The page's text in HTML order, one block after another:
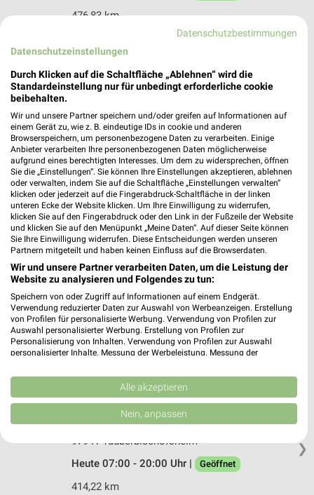
476,83 km
Tchibo Filiale mit Kaffee Bar Heilbronn
Fleiner Strasse 29
74072 Heilbronn
Heute 09:30 - 20:00 Uhr |
Geöffnet
476,92 km • Angebote: 4 Prospekte
Ernsting's family Heilbronn
Am Wollhaus 1
74072 Heilbronn
Heute 09:00 - 20:00 Uhr | Geöffnet
476,96 km
GALERIA Heilbronn
Fleiner Straße 15
74072 Heilbronn
Heute 09:00 - 20:00 Uhr | Geöffnet
❯
Ernsting's family Tauberbischofsheim
Pestalozziallee 33
97941 Tauberbischofsheim
Heute 07:00 - 20:00 Uhr |
Geöffnet
414,22 km
Datenschutzbestimmungen
Datenschutzeinstellungen
Durch Klicken auf die Schaltfläche „Ablehnen“ wird die
Standardeinstellung nur für unbedingt erforderliche cookie
beibehalten.
Wir und unsere Partner speichern und/oder greifen auf Informationen auf
einem Gerät zu, wie z. B. eindeutige IDs in cookie und anderen
Browserspeichern, um personenbezogene Daten zu verarbeiten. Einige
Anbieter verarbeiten Ihre personenbezogenen Daten möglicherweise
aufgrund eines berechtigten Interesses. Um dem zu widersprechen, öffnen
Sie die „Einstellungen“. Sie können Ihre Einstellungen akzeptieren, ablehnen
oder verwalten, indem Sie auf die Schaltfläche „Einstellungen verwalten“
klicken oder jederzeit auf die Fingerabdruck-Schaltfläche in der linken
unteren Ecke der Website klicken. Um Ihre Einwilligung zu widerrufen,
klicken Sie auf den Fingerabdruck oder den Link in der Fußzeile der Website
und klicken Sie auf den Menüpunkt „Meine Daten“. Auf dieser Seite können
Sie Ihre Einwilligung widerrufen. Diese Entscheidungen werden unseren
Partnern mitgeteilt und haben keinen Einfluss auf die Browserdaten.
Wir und unsere Partner verarbeiten Daten, um die Leistung der
Website zu analysieren und Folgendes zu tun:
Speichern von oder Zugriff auf Informationen auf einem Endgerät.
Verwendung reduzierter Daten zur Auswahl von Werbeanzeigen. Erstellung
von Profilen für personalisierte Werbung. Verwendung von Profilen zur
Auswahl personalisierter Werbung. Erstellung von Profilen zur
Personalisierung von Inhalten. Verwendung von Profilen zur Auswahl
personalisierter Inhalte. Messung der Werbeleistung. Messung der
Kombinationen von Daten aus verschiedenen Quellen. Entwicklung und
Verbesserung der Angebote. Verwendung reduzierter Daten zur Auswahl
von Inhalten.
Daten können außerhalb der Europäischen Union weitergegeben und in die
Website/App.
Partnerliste anzeigen (1 IAB-Anbieter)
Wir nutzen Ihre Daten für folgende Zwecke:
Alle akzeptieren
Nein, anpassen